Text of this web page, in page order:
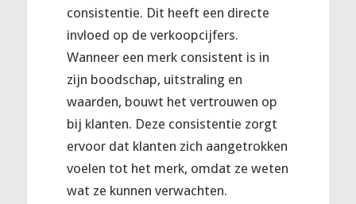
consistentie. Dit heeft een directe
invloed op de verkoopcijfers.
Wanneer een merk consistent is in
zijn boodschap, uitstraling en
waarden, bouwt het vertrouwen op
bij klanten. Deze consistentie zorgt
ervoor dat klanten zich aangetrokken
voelen tot het merk, omdat ze weten
wat ze kunnen verwachten.